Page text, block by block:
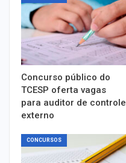
Concurso público do
TCESP oferta vagas
para auditor de controle
externo
CONCURSOS